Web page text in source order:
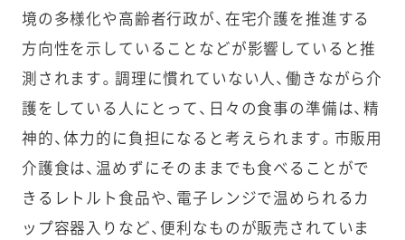
境の多様化や高齢者行政が、在宅介護を推進する
方向性を示していることなどが影響していると推
測されます。調理に慣れていない人、働きながら介
護をしている人にとって、日々の食事の準備は、精
神的、体力的に負担になると考えられます。市販用
介護食は、温めずにそのままでも食べることがで
きるレトルト食品や、電子レンジで温められるカ
ップ容器入りなど、便利なものが販売されていま